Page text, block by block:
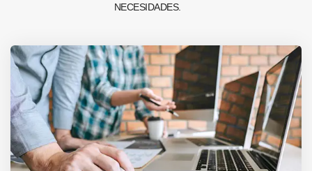
NECESIDADES.